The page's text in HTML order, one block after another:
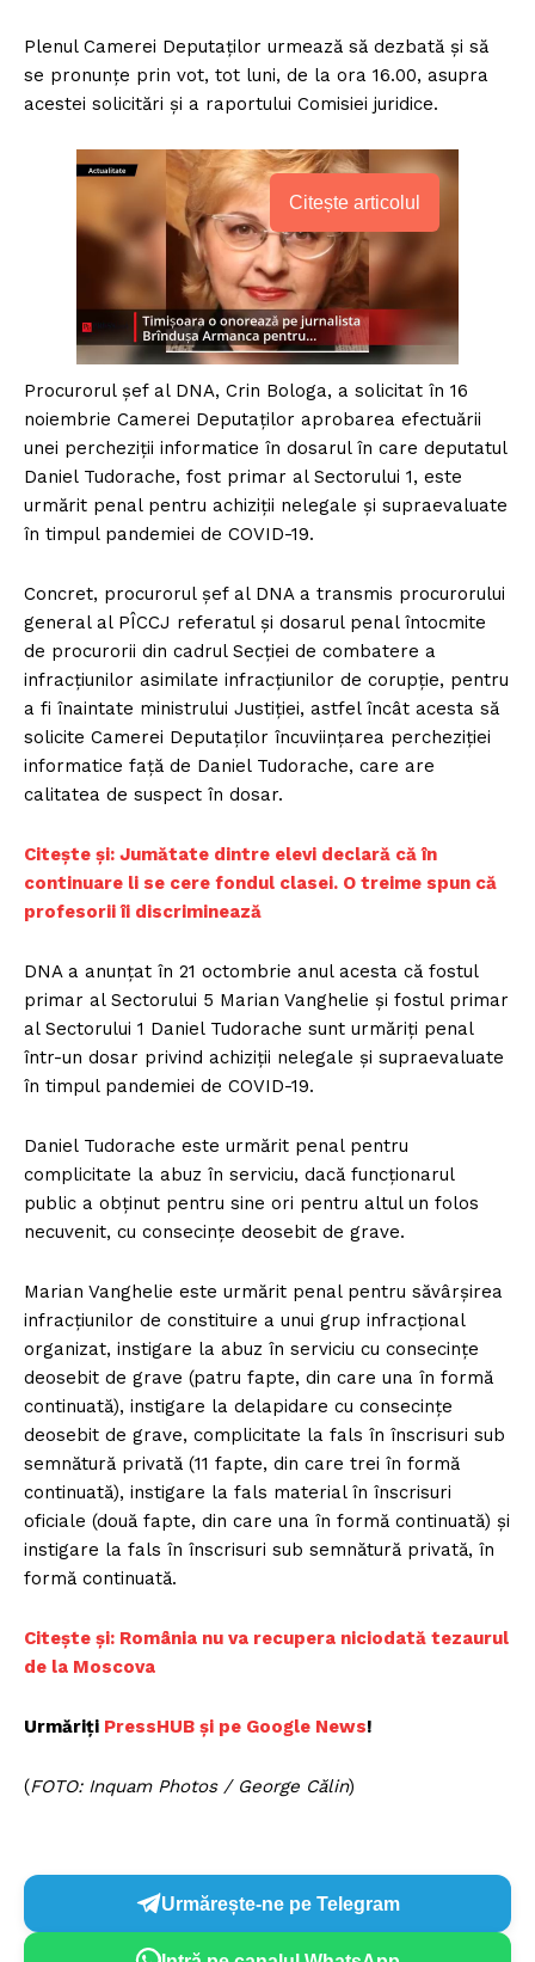
Plenul Camerei Deputaţilor urmează să dezbată şi să
se pronunţe prin vot, tot luni, de la ora 16.00, asupra
acestei solicitări şi a raportului Comisiei juridice.
Citește articolul
Procurorul şef al DNA, Crin Bologa, a solicitat în 16
noiembrie Camerei Deputaţilor aprobarea efectuării
unei percheziţii informatice în dosarul în care deputatul
Daniel Tudorache, fost primar al Sectorului 1, este
urmărit penal pentru achiziţii nelegale şi supraevaluate
în timpul pandemiei de COVID-19.
Concret, procurorul șef al DNA a transmis procurorului
general al PÎCCJ referatul și dosarul penal întocmite
de procurorii din cadrul Secției de combatere a
infracțiunilor asimilate infracțiunilor de corupție, pentru
a fi înaintate ministrului Justiției, astfel încât acesta să
solicite Camerei Deputaților încuviințarea percheziției
informatice față de Daniel Tudorache, care are
calitatea de suspect în dosar.
Citește și: Jumătate dintre elevi declară că în
continuare li se cere fondul clasei. O treime spun că
profesorii îi discriminează
DNA a anunţat în 21 octombrie anul acesta că fostul
primar al Sectorului 5 Marian Vanghelie şi fostul primar
al Sectorului 1 Daniel Tudorache sunt urmăriţi penal
într-un dosar privind achiziţii nelegale şi supraevaluate
în timpul pandemiei de COVID-19.
Daniel Tudorache este urmărit penal pentru
complicitate la abuz în serviciu, dacă funcţionarul
public a obţinut pentru sine ori pentru altul un folos
necuvenit, cu consecinţe deosebit de grave.
Marian Vanghelie este urmărit penal pentru săvârşirea
infracţiunilor de constituire a unui grup infracţional
organizat, instigare la abuz în serviciu cu consecinţe
deosebit de grave (patru fapte, din care una în formă
continuată), instigare la delapidare cu consecinţe
deosebit de grave, complicitate la fals în înscrisuri sub
semnătură privată (11 fapte, din care trei în formă
continuată), instigare la fals material în înscrisuri
oficiale (două fapte, din care una în formă continuată) şi
instigare la fals în înscrisuri sub semnătură privată, în
formă continuată.
Citește și: România nu va recupera niciodată tezaurul
de la Moscova
Urmăriți PressHUB și pe Google News!
(FOTO: Inquam Photos / George Călin)
Urmărește-ne pe Telegram